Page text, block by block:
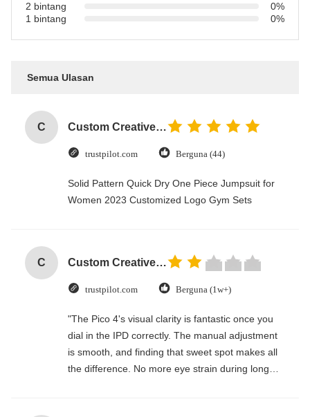
2 bintang
0%
1 bintang
0%
Semua Ulasan
C Custom Creative Goodie Christmas Kraft Paper Gift Bag with Your Own Logo for Xmas Decorative Party
trustpilot.com Berguna (44)
Solid Pattern Quick Dry One Piece Jumpsuit for
Women 2023 Customized Logo Gym Sets
C Custom Creative Goodie Christmas Kraft Paper Gift Bag with Your Own Logo for Xmas Decorative Party
trustpilot.com Berguna (1w+)
"The Pico 4's visual clarity is fantastic once you
dial in the IPD correctly. The manual adjustment
is smooth, and finding that sweet spot makes all
the difference. No more eye strain during long